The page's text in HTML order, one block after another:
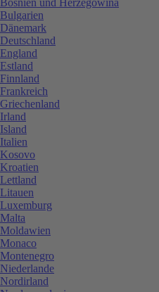
Bulgarien
Dänemark
Deutschland
England
Estland
Finnland
Frankreich
Griechenland
Irland
Island
Italien
Kosovo
Kroatien
Lettland
Litauen
Luxemburg
Malta
Moldawien
Monaco
Montenegro
Niederlande
Nordirland